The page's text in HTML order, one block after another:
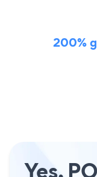
200%
Yes,